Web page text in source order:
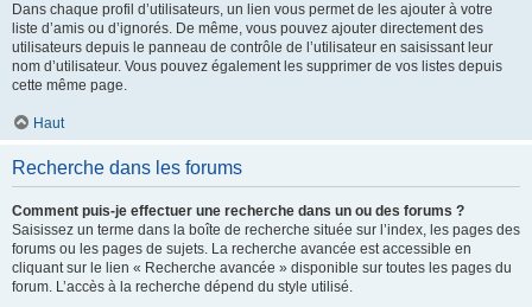
Dans chaque profil d’utilisateurs, un lien vous permet de les ajouter à votre
liste d’amis ou d’ignorés. De même, vous pouvez ajouter directement des
utilisateurs depuis le panneau de contrôle de l’utilisateur en saisissant leur
nom d’utilisateur. Vous pouvez également les supprimer de vos listes depuis
cette même page.
Haut
Recherche dans les forums
Comment puis-je effectuer une recherche dans un ou des forums ?
Saisissez un terme dans la boîte de recherche située sur l’index, les pages des
forums ou les pages de sujets. La recherche avancée est accessible en
cliquant sur le lien « Recherche avancée » disponible sur toutes les pages du
forum. L’accès à la recherche dépend du style utilisé.